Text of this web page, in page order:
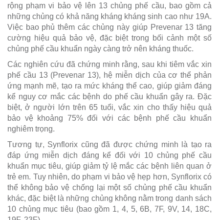
rộng phạm vi bảo vệ lên 13 chủng phế cầu, bao gồm cả
những chủng có khả năng kháng kháng sinh cao như 19A.
Việc bao phủ thêm các chủng này giúp Prevenar 13 tăng
cường hiệu quả bảo vệ, đặc biệt trong bối cảnh một số
chủng phế cầu khuẩn ngày càng trở nên kháng thuốc.
Các nghiên cứu đã chứng minh rằng, sau khi tiêm vắc xin
phế cầu 13 (Prevenar 13), hệ miễn dịch của cơ thể phản
ứng mạnh mẽ, tạo ra mức kháng thể cao, giúp giảm đáng
kể nguy cơ mắc các bệnh do phế cầu khuẩn gây ra. Đặc
biệt, ở người lớn trên 65 tuổi, vắc xin cho thấy hiệu quả
bảo vệ khoảng 75% đối với các bệnh phế cầu khuẩn
nghiêm trọng.
Tương tự, Synflorix cũng đã được chứng minh là tạo ra
đáp ứng miễn dịch đáng kể đối với 10 chủng phế cầu
khuẩn mục tiêu, giúp giảm tỷ lệ mắc các bệnh liên quan ở
trẻ em. Tuy nhiên, do phạm vi bảo vệ hẹp hơn, Synflorix có
thể không bảo vệ chống lại một số chủng phế cầu khuẩn
khác, đặc biệt là những chủng không nằm trong danh sách
10 chủng mục tiêu (bao gồm 1, 4, 5, 6B, 7F, 9V, 14, 18C,